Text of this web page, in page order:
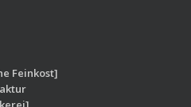
Feinkost]